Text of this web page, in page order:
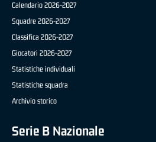
Calendario 2026-2027
Squadre 2026-2027
Classifica 2026-2027
Giocatori 2026-2027
Statistiche individuali
Statistiche squadra
Archivio storico
Serie B Nazionale